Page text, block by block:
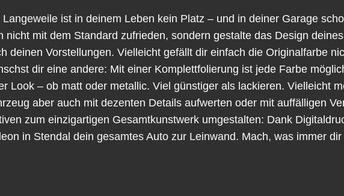
Langeweile ist in deinem Leben kein Platz – und in deiner Garage
nicht mit dem Standard zufrieden, sondern gestalte das Design
deinen Vorstellungen. Vielleicht gefällt dir einfach die Originalfarbe
dir eine andere: Mit einer Komplettfolierung ist jede Farbe
Look – ob matt oder metallic. Viel günstiger als lackieren. Vielleicht
aber auch mit dezenten Details aufwerten oder mit auffälligen
zum einzigartigen Gesamtkunstwerk umgestalten: Dank
in Stendal dein gesamtes Auto zur Leinwand. Mach, was immer dir